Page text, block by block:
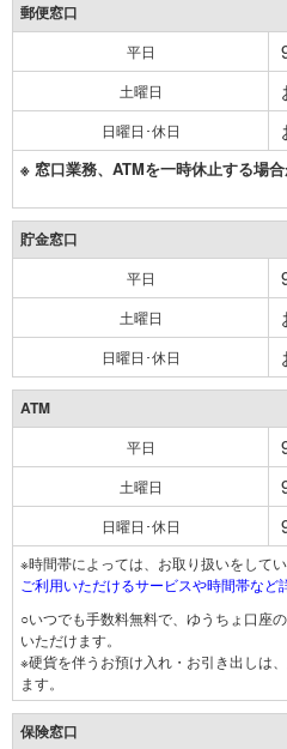
郵便窓口
平日
土曜日
日曜日･休日
※ 窓口業務、ATMを一時休止する場合
貯金窓口
平日
土曜日
日曜日･休日
ATM
平日
土曜日
日曜日･休日
※時間帯によっては、お取り扱いをして
ご利用いただけるサービスや時間帯など
○いつでも手数料無料で、ゆうちょ口座
いただけます。
※硬貨を伴うお預け入れ・お引き出しは
ます。
保険窓口